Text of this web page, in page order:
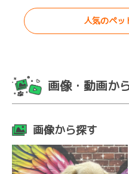
人気のペッ
画像・動画か
画像から探す